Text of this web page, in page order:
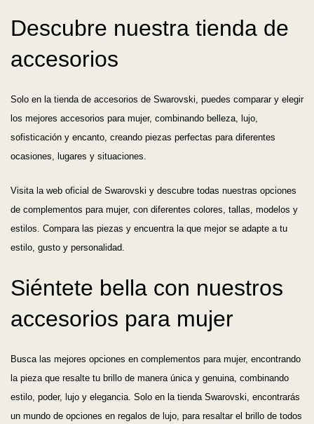
Descubre nuestra tienda de
accesorios
Solo en la tienda de accesorios de Swarovski, puedes comparar y elegir
los mejores accesorios para mujer, combinando belleza, lujo,
sofisticación y encanto, creando piezas perfectas para diferentes
ocasiones, lugares y situaciones.
Visita la web oficial de Swarovski y descubre todas nuestras opciones
de complementos para mujer, con diferentes colores, tallas, modelos y
estilos. Compara las piezas y encuentra la que mejor se adapte a tu
estilo, gusto y personalidad.
Siéntete bella con nuestros
accesorios para mujer
Busca las mejores opciones en complementos para mujer, encontrando
la pieza que resalte tu brillo de manera única y genuina, combinando
estilo, poder, lujo y elegancia. Solo en la tienda Swarovski, encontrarás
un mundo de opciones en regalos de lujo, para resaltar el brillo de todos